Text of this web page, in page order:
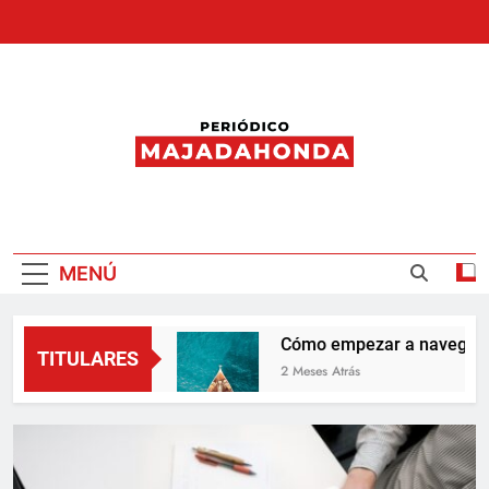
Majadahonda
MENÚ
TITULARES
Cómo empezar a navegar si
2 Meses Atrás